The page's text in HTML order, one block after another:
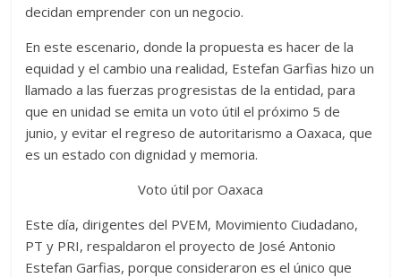
decidan emprender con un negocio.
En este escenario, donde la propuesta es hacer de la
equidad y el cambio una realidad, Estefan Garfias hizo un
llamado a las fuerzas progresistas de la entidad, para
que en unidad se emita un voto útil el próximo 5 de
junio, y evitar el regreso de autoritarismo a Oaxaca, que
es un estado con dignidad y memoria.
Voto útil por Oaxaca
Este día, dirigentes del PVEM, Movimiento Ciudadano,
PT y PRI, respaldaron el proyecto de José Antonio
Estefan Garfias, porque consideraron es el único que